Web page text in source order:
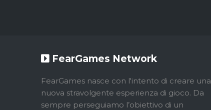
FearGames Network
FearGames nasce con l'intento di creare una
nuova stravolgente esperienza di gioco. Da
sempre perseguiamo l’obiettivo di un